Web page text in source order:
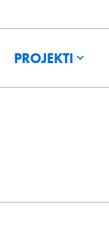
PROJEKTI